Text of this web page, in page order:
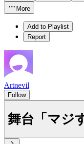
More
Add to Playlist
Report
Artnevil
Follow
舞台「マジ